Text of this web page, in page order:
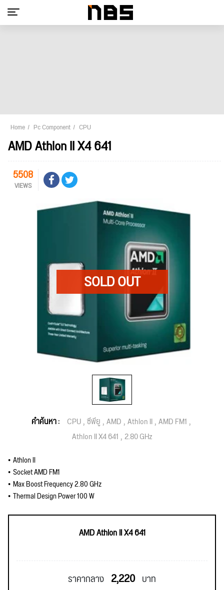
Home Pc Component CPU
AMD Athlon II X4 641
5508
VIEWS
คำค้นหา : CPU ซีพียู AMD Athlon II AMD FM1
Athlon II X4 641 2.80 GHz
Athlon II
Socket AMD FM1
Max Boost Frequency 2.80 GHz
Thermal Design Power 100 W
AMD Athlon II X4 641
ราคากลาง 2,220 บาท